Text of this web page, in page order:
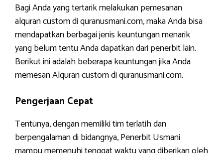
Bagi Anda yang tertarik melakukan pemesanan
alquran custom di quranusmani.com, maka Anda bisa
mendapatkan berbagai jenis keuntungan menarik
yang belum tentu Anda dapatkan dari penerbit lain.
Berikut ini adalah beberapa keuntungan jika Anda
memesan Alquran custom di quranusmani.com.
Pengerjaan Cepat
Tentunya, dengan memiliki tim terlatih dan
berpengalaman di bidangnya, Penerbit Usmani